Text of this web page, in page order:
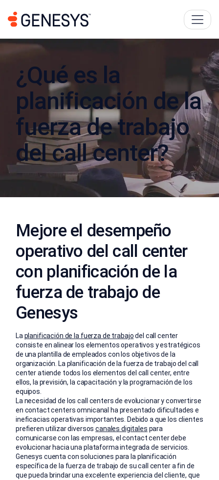
¿Qué es la
planificación de la
fuerza de trabajo
del call center?
Mejore el desempeño
operativo del call center
con planificación de la
fuerza de trabajo de
Genesys
Laplanificación de la fuerza de trabajodel call center
consiste en alinear los elementos operativos y estratégicos
de una plantilla de empleados con los objetivos de la
organización. La planificación de la fuerza de trabajo del call
center atiende todos los elementos del call center, entre
ellos, la previsión, la capacitación y la programación de los
equipos.
La necesidad de los call centers de evolucionar y convertirse
en contact centers omnicanal ha presentado dificultades e
ineficacias operativas importantes. Debido a que los clientes
prefieren utilizar diversoscanales digitales para
comunicarse con las empresas, el contact center debe
evolucionar hacia una plataforma integrada de servicios.
Genesys cuenta con soluciones para la planificación
específica de la fuerza de trabajo de su call center a fin de
que pueda brindar una excelente experiencia del cliente, que